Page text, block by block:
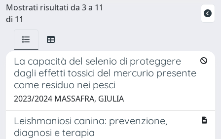
Mostrati risultati da 3 a 11
di 11
La capacità del selenio di proteggere
dagli effetti tossici del mercurio presente
come residuo nei pesci
2023/2024 MASSAFRA, GIULIA
Leishmaniosi canina: prevenzione,
diagnosi e terapia